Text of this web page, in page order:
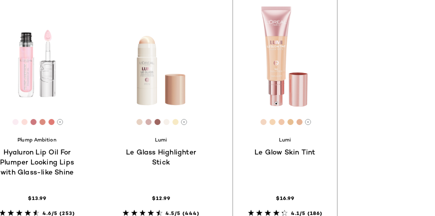
[Color]: #FAECF2
[Color]: #FCDDD9
[Color]: #CD797E
[Color]: #DB8C7F
[Color]: #E07B75
Hay más tonos disponibles
Plump Ambition
Hyaluron Lip Oil For
Plumper Looking Lips
with Glass-like Shine
$13.99
4.6/5 (253)
[Color]: #E7D2C3
[Color]: #D4AFAC
[Color]: #9E6661
[Color]: #F6F0EA
[Color]: #F7EAC5
Hay más tonos disponibles
Lumi
Le Glass Highlighter
Stick
$12.99
4.5/5 (444)
[Color]: #F3D6C1
[Color]: #F5D5B3
[Color]: #F1C7AA
[Color]: #E7BE91
[Color]: #E6B496
Hay más tonos disponibles
Lumi
Le Glow Skin Tint
$16.99
4.1/5 (186)